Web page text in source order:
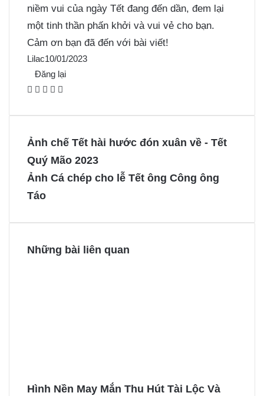
niềm vui của ngày Tết đang đến dần, đem lại
một tinh thần phấn khởi và vui vẻ cho bạn.
Cảm ơn bạn đã đến với bài viết!
Lilac10/01/2023
Đăng lại
F
o
o
k
X P
r
e
M
n
g
n
g
Ảnh chế Tết hài hước đón xuân về - Tết
Quý Mão 2023
Ảnh Cá chép cho lễ Tết ông Công ông
Táo
Những bài liên quan
Hình Nền May Mắn Thu Hút Tài Lộc Và